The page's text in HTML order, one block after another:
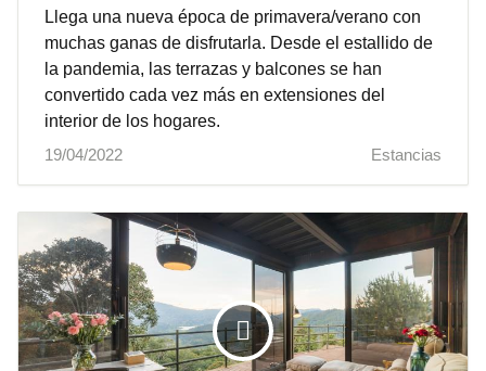
Llega una nueva época de primavera/verano con
muchas ganas de disfrutarla. Desde el estallido de
la pandemia, las terrazas y balcones se han
convertido cada vez más en extensiones del
interior de los hogares.
19/04/2022
Estancias